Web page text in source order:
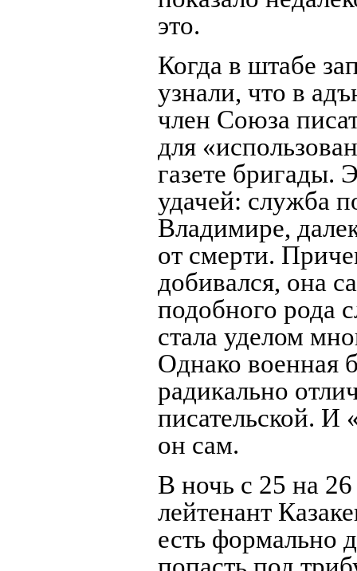
это.
Когда в штабе
узнали, что в
член Союза
для
газете бригады.
удачей: служба
Владимире,
от смерти.
добивался, она
подобного рода
стала уделом
Однако военная
радикально
писательской. И
он сам.
В ночь с 25 на
лейтенант
есть формально